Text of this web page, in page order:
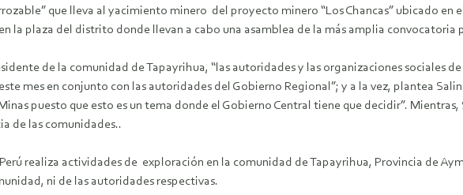
que lleva al yacimiento minero del proyecto minero “Los Chancas” ubicado en
la plaza del distrito donde llevan a cabo una asamblea de la más amplia convocatoria
de la comunidad de Tapayrihua, “las autoridades y las organizaciones sociales
mes en conjunto con las autoridades del Gobierno Regional”; y a la vez, plantea
puesto que esto es un tema donde el Gobierno Central tiene que decidir”. Mientras,
de las comunidades..
realiza actividades de exploración en la comunidad de Tapayrihua, Provincia de
ni de las autoridades respectivas.